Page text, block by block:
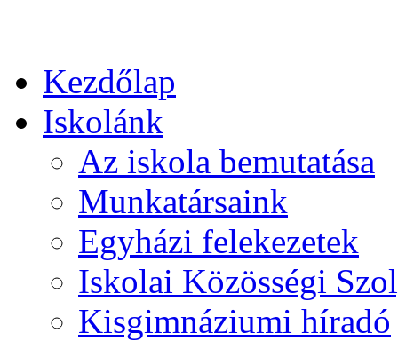
Kezdőlap
Iskolánk
Az iskola bemutatása
Munkatársaink
Egyházi felekezetek
Iskolai Közösségi
Kisgimnáziumi híradó